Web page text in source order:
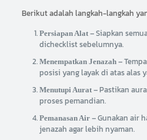
Berikut adalah langkah-langkah
Persiapan Alat– Siapkan
dichecklist sebelumnya.
Menempatkan Jenazah–
posisi yang layak di atas alas
Menutupi Aurat– Pastikan
proses pemandian.
Pemanasan Air– Gunakan air
jenazah agar lebih nyaman.